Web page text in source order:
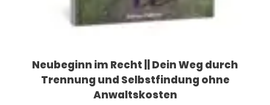
Neubeginn im Recht || Dein Weg durch
Trennung und Selbstfindung ohne
Anwaltskosten